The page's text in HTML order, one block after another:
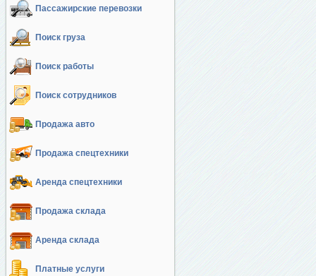
Пассажирские перевозки
Поиск груза
Поиск работы
Поиск сотрудников
Продажа авто
Продажа спецтехники
Аренда спецтехники
Продажа склада
Аренда склада
Платные услуги